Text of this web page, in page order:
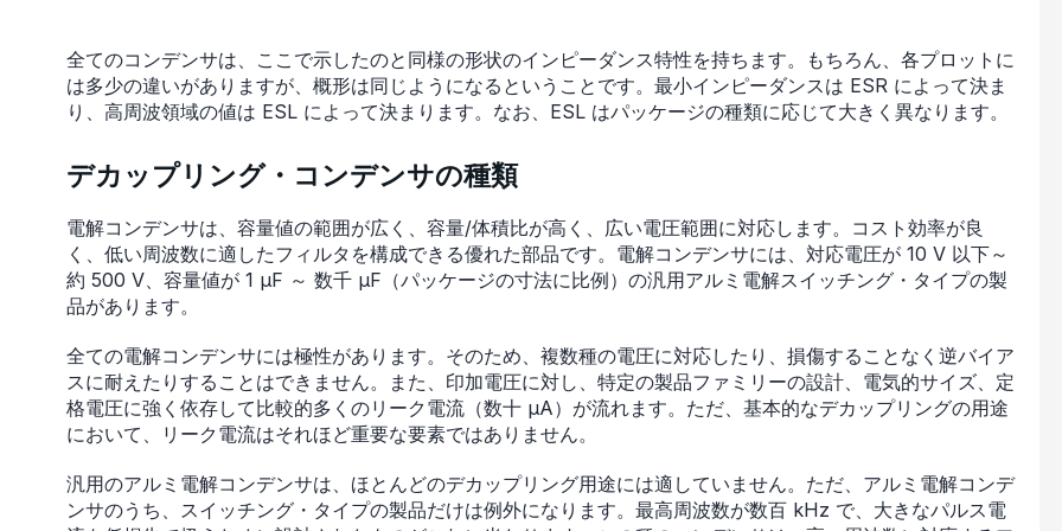
全てのコンデンサは、ここで示したのと同様の形状のインピーダンス特性を持ちます。もちろん、各プロットに
は多少の違いがありますが、概形は同じようになるということです。最小インピーダンスは ESR によって決ま
り、高周波領域の値は ESL によって決まります。なお、ESL はパッケージの種類に応じて大きく異なります。
デカップリング・コンデンサの種類
電解コンデンサは、容量値の範囲が広く、容量/体積比が高く、広い電圧範囲に対応します。コスト効率が良
く、低い周波数に適したフィルタを構成できる優れた部品です。電解コンデンサには、対応電圧が 10 V 以下～
約 500 V、容量値が 1 µF ～ 数千 µF（パッケージの寸法に比例）の汎用アルミ電解スイッチング・タイプの製
品があります。
全ての電解コンデンサには極性があります。そのため、複数種の電圧に対応したり、損傷することなく逆バイア
スに耐えたりすることはできません。また、印加電圧に対し、特定の製品ファミリーの設計、電気的サイズ、定
格電圧に強く依存して比較的多くのリーク電流（数十 µA）が流れます。ただ、基本的なデカップリングの用途
において、リーク電流はそれほど重要な要素ではありません。
汎用のアルミ電解コンデンサは、ほとんどのデカップリング用途には適していません。ただ、アルミ電解コンデ
ンサのうち、スイッチング・タイプの製品だけは例外になります。最高周波数が数百 kHz で、大きなパルス電